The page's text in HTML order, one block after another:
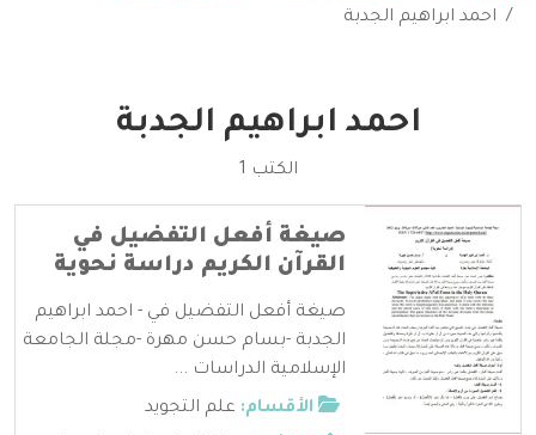
احمد ابراهيم الجدبة
احمد ابراهيم الجدبة
الكتب 1
صيغة أفعل التفضيل في
القرآن الكريم دراسة نحوية
صيغة أفعل التفضيل في - احمد ابراهيم
الجدبة -بسام حسن مهرة -مجلة الجامعة
الإسلامية الدراسات ...
الأقسام: علم التجويد